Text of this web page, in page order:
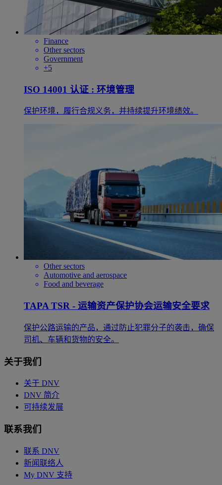
Finance
Other sectors
Government
+5
ISO 14001 认证 : 环境管理
保护环境，履行合规义务，并持续提升环境绩效。
Other sectors
Automotive and aerospace
Food and beverage
TAPA TSR - 运输资产保护协会运输安全要求
保护公路运输的产品，通过防止犯罪分子的袭击，确保
司机、车辆和货物的安全。
关于我们
关于 DNV
DNV 简介
可持续发展
联系我们
联系 DNV
新闻联络人
My DNV 支持